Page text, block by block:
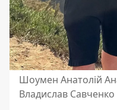
Шоумен Анатолій
Владислав Савченко